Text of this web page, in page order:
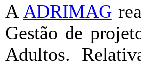
A ADRIMAG
Gestão de
Adultos.